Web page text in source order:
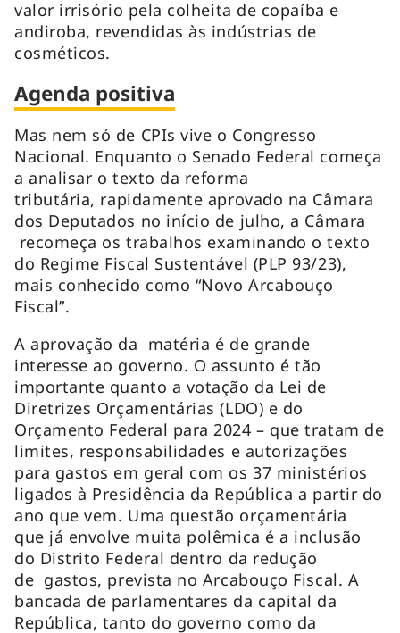
valor irrisório pela colheita de copaíba e
andiroba, revendidas às indústrias de
cosméticos.
Agenda positiva
Mas nem só de CPIs vive o Congresso
Nacional. Enquanto o Senado Federal começa
a analisar o texto da reforma
tributária, rapidamente aprovado na Câmara
dos Deputados no início de julho, a Câmara
recomeça os trabalhos examinando o texto
do Regime Fiscal Sustentável (PLP 93/23),
mais conhecido como “Novo Arcabouço
Fiscal”.
A aprovação da matéria é de grande
interesse ao governo. O assunto é tão
importante quanto a votação da Lei de
Diretrizes Orçamentárias (LDO) e do
Orçamento Federal para 2024 – que tratam de
limites, responsabilidades e autorizações
para gastos em geral com os 37 ministérios
ligados à Presidência da República a partir do
ano que vem. Uma questão orçamentária
que já envolve muita polêmica é a inclusão
do Distrito Federal dentro da redução
de gastos, prevista no Arcabouço Fiscal. A
bancada de parlamentares da capital da
República, tanto do governo como da